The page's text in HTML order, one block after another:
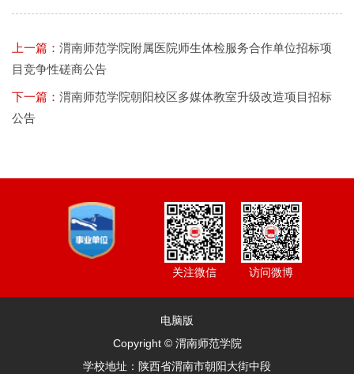
上一篇： 渭南师范学院附属医院师生体检服务合作单位招标项
目竞争性磋商公告
下一篇： 渭南师范学院朝阳校区多媒体教室升级改造项目招标
公告
访问微博
关注微信
电脑版
Copyright © 渭南师范学院
学校地址：陕西省渭南市朝阳大街中段